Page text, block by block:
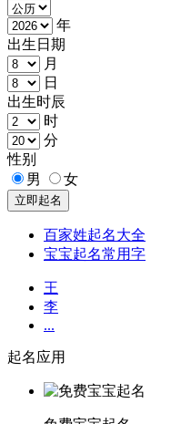
年
出生日期
月
日
出生时辰
时
分
性别
男
女
百家姓起名大全
宝宝起名常用字
王
李
...
起名应用